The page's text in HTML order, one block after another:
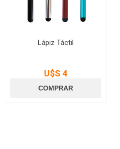
Lápiz Táctil
U$S 4